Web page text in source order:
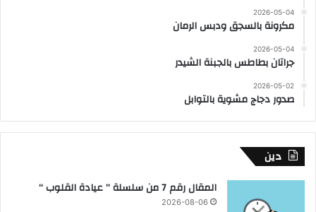
2026-05-04
مكرونة بالسجق ودبس الرمان
2026-05-04
جراتان بطاطس بالجبنة الشيدر
2026-05-02
صدور دجاج مشوية بالتوابل
دين
المقال رقم 7 من سلسلة ” عيادة القلوب “
2026-08-06